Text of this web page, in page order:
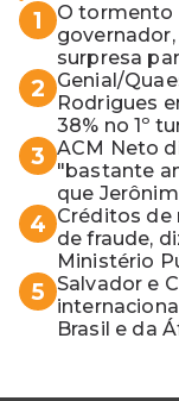
1
O tormento
surpresa
guerra
2
Genial/
Rodrigues
38% no 1º
3 ACM Neto
"bastante
que
4 Créditos de
de fraude,
Ministério
5
Salvador e
Brasil e da